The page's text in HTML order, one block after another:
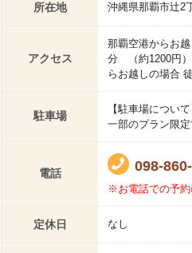
所在地 沖縄県那覇市辻2
アクセス
那覇空港からお
分 （約1200円
らお越しの場合
駐車場
【駐車場につい
一部のプラン限
電話 098-
※お電話での予約
定休日 なし